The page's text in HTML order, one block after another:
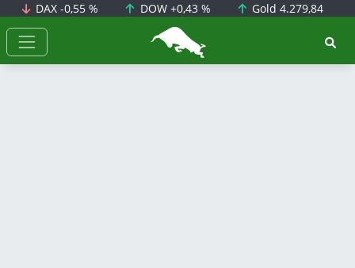
DAX-0,55 % DOW +0,43 % Gold4.279,84
BörsenNEWS.de